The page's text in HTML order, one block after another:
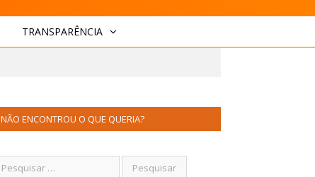
TRANSPARÊNCIA
NÃO ENCONTROU O QUE QUERIA?